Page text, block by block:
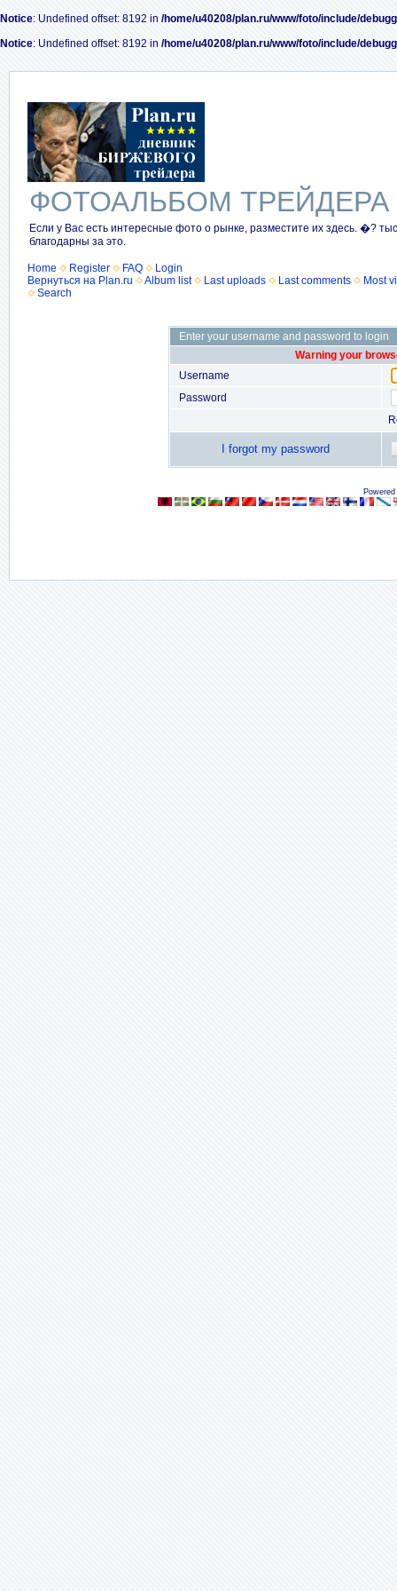
Notice: Undefined offset: 8192 in /home/u40208/plan.ru/www/foto/include/
Notice: Undefined offset: 8192 in /home/u40208/plan.ru/www/foto/include/
ФОТОАЛЬБОМ ТРЕЙДЕРА
Если у Вас есть интересные фото о рынке, разместите их здесь. �?
благодарны за это.
Home Register FAQ
Login
Вернуться на Plan.ru
Album list Last uploads Last comments
Most
Search
Enter your username and password to login
Warning your
Username
Password
I forgot my password